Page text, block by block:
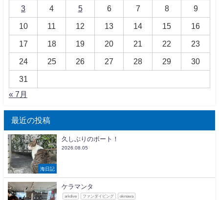
3 4 5 6 7 8 9
10 11 12 13 14 15 16
17 18 19 20 21 22 23
24 25 26 27 28 29 30
31
« 7月
最近の投稿
海日記
久しぶりのボート！
2026.08.05
ケラマンタ
arkdive ファンダイビング okinawa